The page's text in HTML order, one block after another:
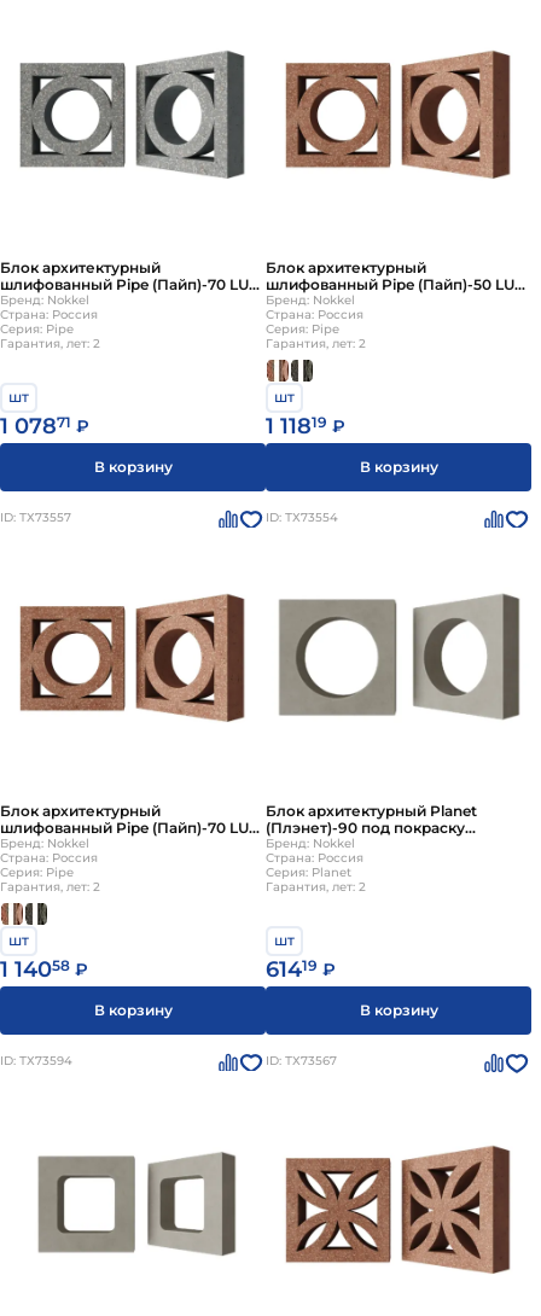
Блок архитектурный
шлифованный Pipe (Пайп)-70 LUX
серый 250х250мм Nokkel
Бренд: Nokkel
Страна: Россия
Серия: Pipe
Гарантия, лет: 2
шт
1 07871 ₽
В корзину
Блок архитектурный
шлифованный Pipe (Пайп)-50 LUX
250х250мм Nokkel
Бренд: Nokkel
Страна: Россия
Серия: Pipe
Гарантия, лет: 2
шт
1 11819 ₽
В корзину
ID: ТХ73557
Блок архитектурный
шлифованный Pipe (Пайп)-70 LUX
250х250мм Nokkel
Бренд: Nokkel
Страна: Россия
Серия: Pipe
Гарантия, лет: 2
шт
1 14058 ₽
В корзину
ID: ТХ73554
Блок архитектурный Planet
(Плэнет)-90 под покраску
250х250мм Nokkel
Бренд: Nokkel
Страна: Россия
Серия: Planet
Гарантия, лет: 2
шт
61419 ₽
В корзину
ID: ТХ73594 ID: ТХ73567